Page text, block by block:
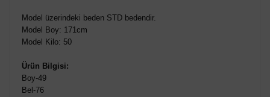
Model üzerindeki beden STD bedendir.
Model Boy: 171cm
Model Kilo: 50
Ürün Bilgisi:
Boy-49
Bel-76